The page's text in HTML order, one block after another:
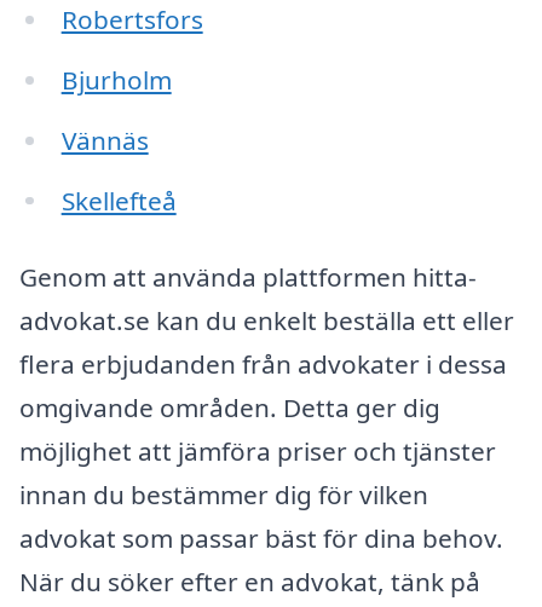
Robertsfors
Bjurholm
Vännäs
Skellefteå
Genom att använda plattformen hitta-
advokat.se kan du enkelt beställa ett eller
flera erbjudanden från advokater i dessa
omgivande områden. Detta ger dig
möjlighet att jämföra priser och tjänster
innan du bestämmer dig för vilken
advokat som passar bäst för dina behov.
När du söker efter en advokat, tänk på